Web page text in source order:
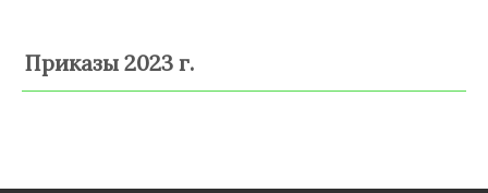
Приказы 2023 г.